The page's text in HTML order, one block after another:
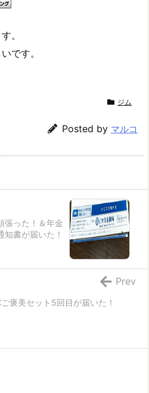
。
です。
ジム
Posted by マルコ
張った！＆年金
知書が届いた！
褒美セット5回目が届いた！
Prev